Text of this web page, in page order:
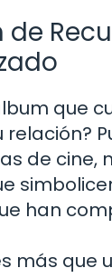
de
que
relación?
de cine,
han
más que